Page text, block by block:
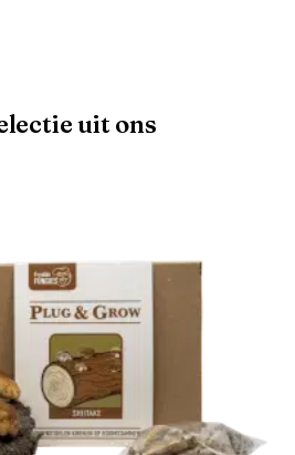
uit ons